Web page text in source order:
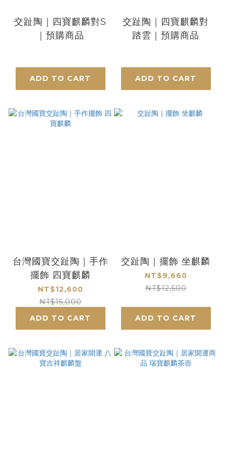
交趾陶｜四寶麒麟對S
｜預購商品
ADD TO CART
交趾陶｜四寶麒麟對
踏雲｜預購商品
ADD TO CART
台灣國寶交趾陶｜手作
擺飾 四寶麒麟
NT$12,600
NT$15,000
ADD TO CART
交趾陶｜擺飾 坐麒麟
NT$9,660
NT$12,500
ADD TO CART